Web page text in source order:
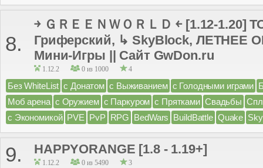
8.
￫ ＧＲＥＥＮＷＯＲＬＤ ￩ [1.12-
Гриферский, ↳ SkyBlock, ЛЕТНЕЕ
Мини-Игры || Сайт GwDon.ru
1.12.2 0 из 1000 4
Без WhiteList с Донатом с Выживанием с Голодными играми
Моб арена с Оружием с Паркуром с Прятками Свадьбы
с Экономикой PVE PvP RPG BedWars BuildBattle Quake
9. HAPPYORANGE [1.8 - 1.19+]
1.12.2 0 из 5490 3